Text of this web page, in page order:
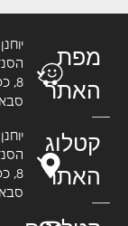
הסנדלר
8, כפר
סבא
יוחנן
הסנדלר
8, כפר